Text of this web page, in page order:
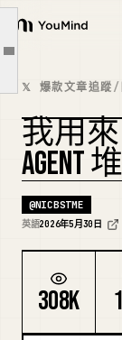
YouMind
概覽
使用案例
技能
提示詞
定價
文章大綱
工具
核准閘門就是產品
殺手級工作流程是
我目前的設定檢查
這就是新的作業系統
𝕏 爆款文章追蹤/
我用
AGENT
@NICBSTME
英語2026年5月30日
308K